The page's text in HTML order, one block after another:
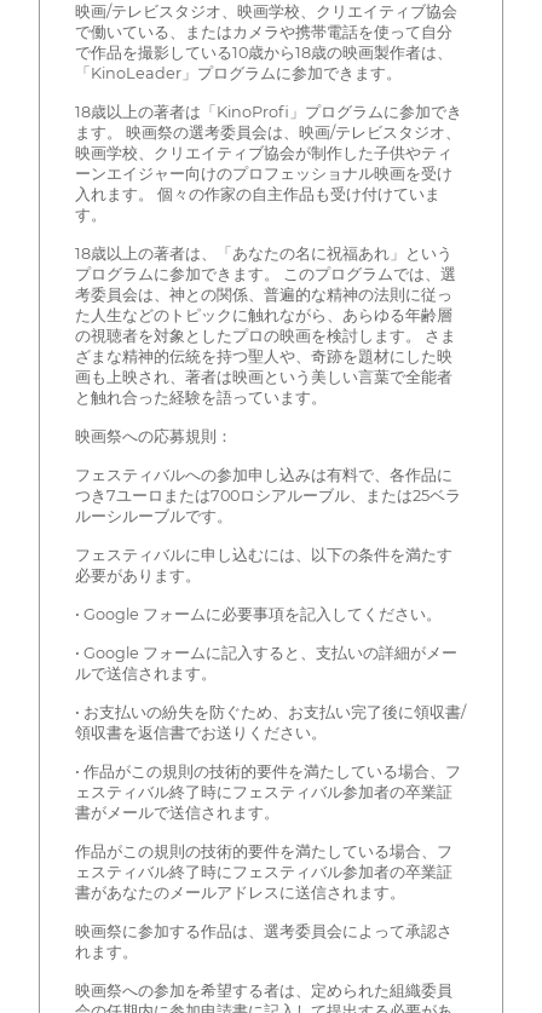
映画/テレビスタジオ、映画学校、クリエイティブ協会
で働いている、またはカメラや携帯電話を使って自分
で作品を撮影している10歳から18歳の映画製作者は、
「KinoLeader」プログラムに参加できます。
18歳以上の著者は「KinoProfi」プログラムに参加でき
ます。 映画祭の選考委員会は、映画/テレビスタジオ、
映画学校、クリエイティブ協会が制作した子供やティ
ーンエイジャー向けのプロフェッショナル映画を受け
入れます。 個々の作家の自主作品も受け付けていま
す。
18歳以上の著者は、「あなたの名に祝福あれ」という
プログラムに参加できます。 このプログラムでは、選
考委員会は、神との関係、普遍的な精神の法則に従っ
た人生などのトピックに触れながら、あらゆる年齢層
の視聴者を対象としたプロの映画を検討します。 さま
ざまな精神的伝統を持つ聖人や、奇跡を題材にした映
画も上映され、著者は映画という美しい言葉で全能者
と触れ合った経験を語っています。
映画祭への応募規則：
フェスティバルへの参加申し込みは有料で、各作品に
つき7ユーロまたは700ロシアルーブル、または25ベラ
ルーシルーブルです。
フェスティバルに申し込むには、以下の条件を満たす
必要があります。
• Google フォームに必要事項を記入してください。
• Google フォームに記入すると、支払いの詳細がメー
ルで送信されます。
• お支払いの紛失を防ぐため、お支払い完了後に領収書/
領収書を返信書でお送りください。
• 作品がこの規則の技術的要件を満たしている場合、フ
ェスティバル終了時にフェスティバル参加者の卒業証
書がメールで送信されます。
作品がこの規則の技術的要件を満たしている場合、フ
ェスティバル終了時にフェスティバル参加者の卒業証
書があなたのメールアドレスに送信されます。
映画祭に参加する作品は、選考委員会によって承認さ
れます。
映画祭への参加を希望する者は、定められた組織委員